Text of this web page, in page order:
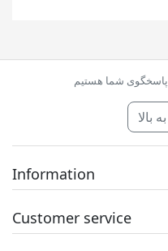
پاسخگوی شما هستیم
Information
Customer service